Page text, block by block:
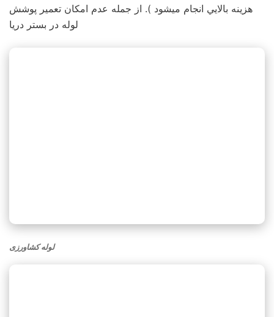
هزينه بالايي انجام ميشود ). از جمله عدم امكان تعمير پوشش
لوله در بستر دريا
لوله کشاورزی